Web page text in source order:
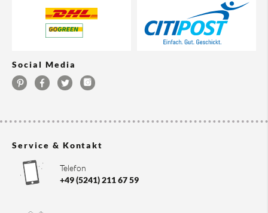
Social Media
Service & Kontakt
Telefon
+49 (5241) 211 67 59